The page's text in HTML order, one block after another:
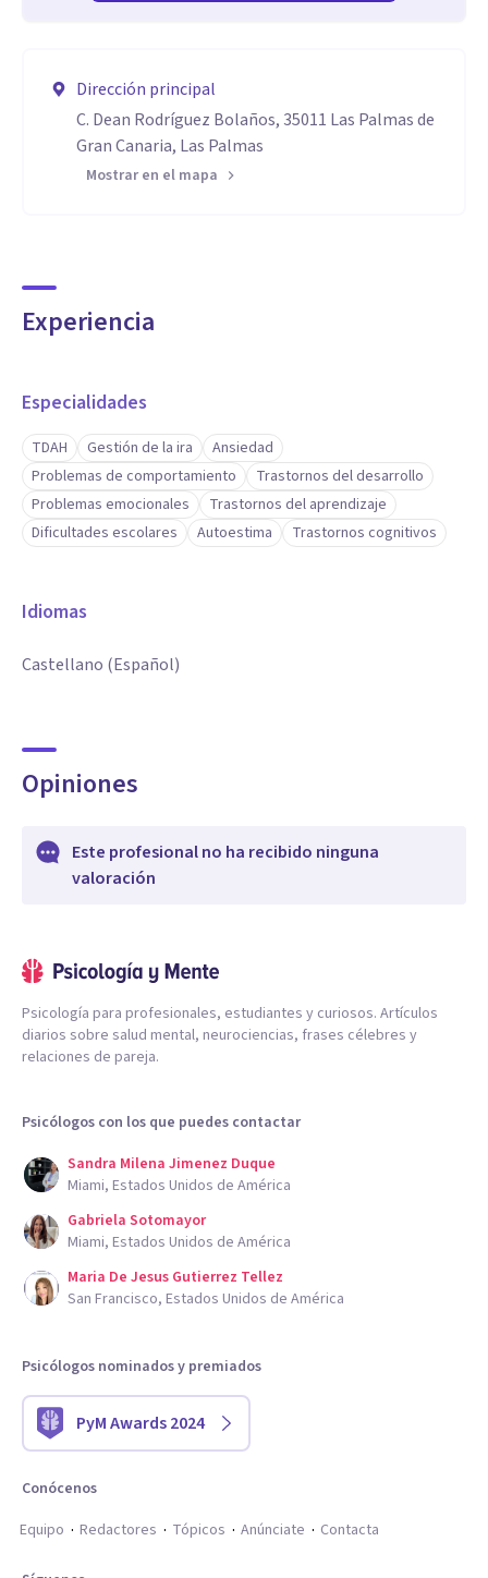
Dirección principal
C. Dean Rodríguez Bolaños, 35011 Las Palmas de
Gran Canaria, Las Palmas
Mostrar en el mapa
Experiencia
Especialidades
TDAH Gestión de la ira
Ansiedad
Problemas de comportamiento
Trastornos del desarrollo
Problemas emocionales
Trastornos del aprendizaje
Dificultades escolares
Autoestima Trastornos cognitivos
Idiomas
Castellano (Español)
Opiniones
Este profesional no ha recibido ninguna
valoración
Psicología para profesionales, estudiantes y curiosos. Artículos
diarios sobre salud mental, neurociencias, frases célebres y
relaciones de pareja.
Psicólogos con los que puedes contactar
Sandra Milena Jimenez Duque
Miami, Estados Unidos de América
Gabriela Sotomayor
Miami, Estados Unidos de América
Maria De Jesus Gutierrez Tellez
San Francisco, Estados Unidos de América
Psicólogos nominados y premiados
PyM Awards 2024
Conócenos
Equipo
Redactores Tópicos Anúnciate Contacta